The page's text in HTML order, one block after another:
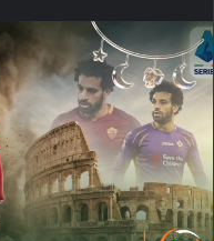
n
d
a
n
e
m
a
i